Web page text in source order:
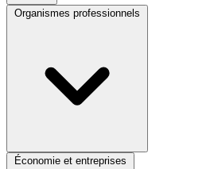
Organismes professionnels
Économie et entreprises